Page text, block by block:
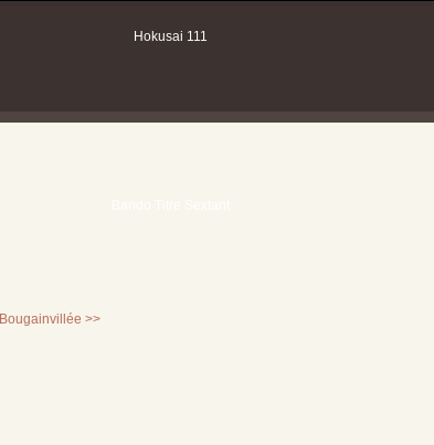
Bougainvillée >>